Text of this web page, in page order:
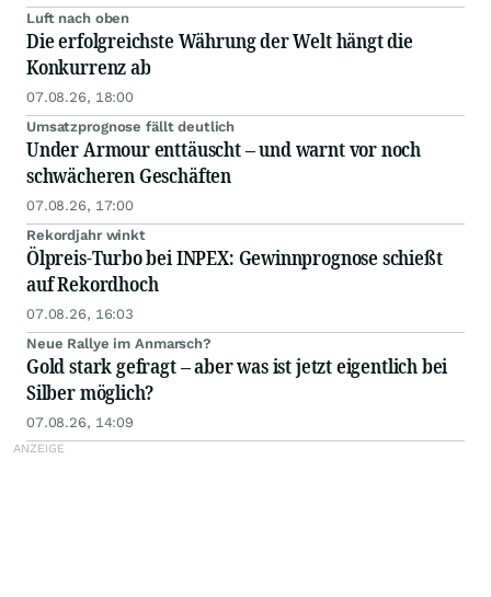
Luft nach oben
Die erfolgreichste Währung der Welt hängt die
Konkurrenz ab
07.08.26, 18:00
Umsatzprognose fällt deutlich
Under Armour enttäuscht – und warnt vor noch
schwächeren Geschäften
07.08.26, 17:00
Rekordjahr winkt
Ölpreis-Turbo bei INPEX: Gewinnprognose schießt
auf Rekordhoch
07.08.26, 16:03
Neue Rallye im Anmarsch?
Gold stark gefragt – aber was ist jetzt eigentlich bei
Silber möglich?
07.08.26, 14:09